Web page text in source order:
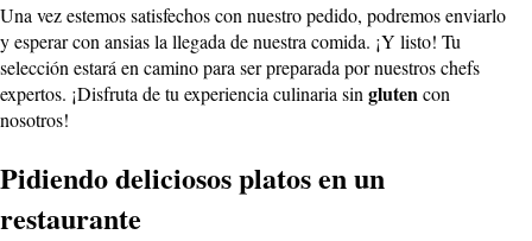
Una vez estemos satisfechos con nuestro pedido, podremos enviarlo
y esperar con ansias la llegada de nuestra comida. ¡Y listo! Tu
selección estará en camino para ser preparada por nuestros chefs
expertos. ¡Disfruta de tu experiencia culinaria sin glutencon
nosotros!
Pidiendo deliciosos platos en un
restaurante